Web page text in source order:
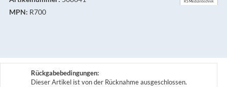
MPN: R700
KS Medizintechnik
Rückgabebedingungen:
Dieser Artikel ist von der Rücknahme ausgeschlossen.